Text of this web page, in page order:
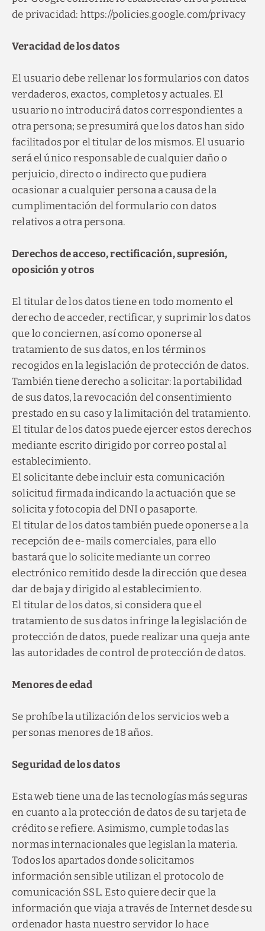
de privacidad: https://policies.google.com/privacy
Veracidad de los datos
El usuario debe rellenar los formularios con datos
verdaderos, exactos, completos y actuales. El
usuario no introducirá datos correspondientes a
otra persona; se presumirá que los datos han sido
facilitados por el titular de los mismos. El usuario
será el único responsable de cualquier daño o
perjuicio, directo o indirecto que pudiera
ocasionar a cualquier persona a causa de la
cumplimentación del formulario con datos
relativos a otra persona.
Derechos de acceso, rectificación, supresión,
oposición y otros
El titular de los datos tiene en todo momento el
derecho de acceder, rectificar, y suprimir los datos
que lo conciernen, así como oponerse al
tratamiento de sus datos, en los términos
recogidos en la legislación de protección de datos.
También tiene derecho a solicitar: la portabilidad
de sus datos, la revocación del consentimiento
prestado en su caso y la limitación del tratamiento.
El titular de los datos puede ejercer estos derechos
mediante escrito dirigido por correo postal al
establecimiento.
El solicitante debe incluir esta comunicación
solicitud firmada indicando la actuación que se
solicita y fotocopia del DNI o pasaporte.
El titular de los datos también puede oponerse a la
recepción de e-mails comerciales, para ello
bastará que lo solicite mediante un correo
electrónico remitido desde la dirección que desea
dar de baja y dirigido al establecimiento.
El titular de los datos, si considera que el
tratamiento de sus datos infringe la legislación de
protección de datos, puede realizar una queja ante
las autoridades de control de protección de datos.
Menores de edad
Se prohíbe la utilización de los servicios web a
personas menores de 18 años.
Seguridad de los datos
Esta web tiene una de las tecnologías más seguras
en cuanto a la protección de datos de su tarjeta de
crédito se refiere. Asimismo, cumple todas las
normas internacionales que legislan la materia.
Todos los apartados donde solicitamos
información sensible utilizan el protocolo de
comunicación SSL. Esto quiere decir que la
información que viaja a través de Internet desde su
ordenador hasta nuestro servidor lo hace
ofertas
Disfruta de un plan de noche romántica,
reservas de último momento, descuentos
por reservar con antelación y otras
promociones.
VER OFERTAS
RESERVAR